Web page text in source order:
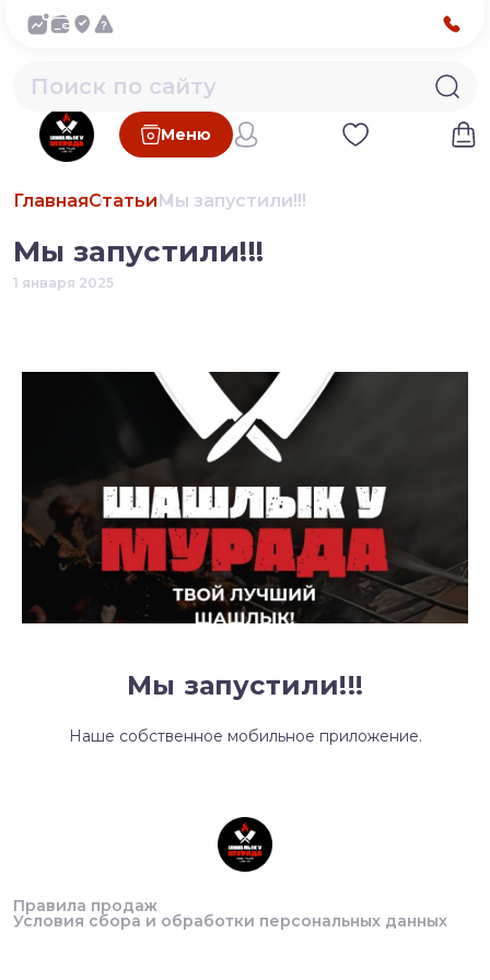
Меню
ГлавнаяСтатьиМы запустили!!!
Мы запустили!!!
1 января 2025
Мы запустили!!!
Наше собственное мобильное приложение.
Правила продаж
Условия сбора и обработки персональных данных